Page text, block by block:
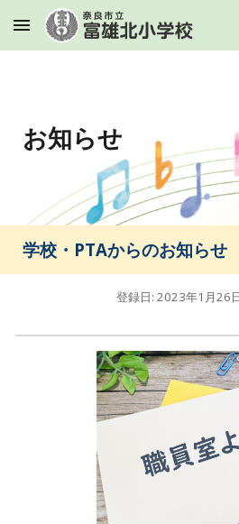
Skip to main content
お知らせ
学校・PTAからのお知らせ
登録日: 2023年1月26